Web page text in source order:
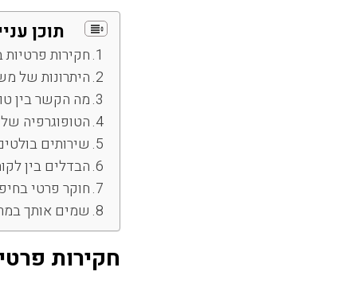
תוכן
חקירות
היתרונות של
מה הקשר בין
הטופוגרפיה
שירותים
הבדלים בין
חוקר פרטי
שמים אותך
חקירות